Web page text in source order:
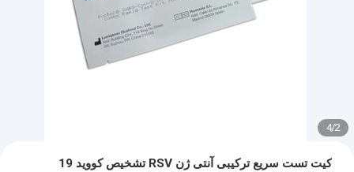
2
/
4
کیت تست سریع ترکیبی آنتی ژن RSV تشخیص کووید 19